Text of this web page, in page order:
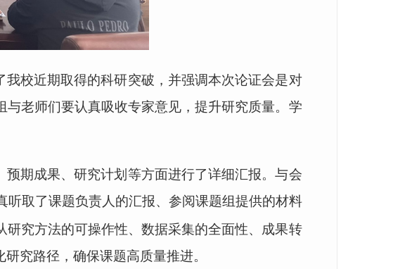
校近期取得的科研突破，并强调本次论证会是对
老师们要认真吸收专家意见，提升研究质量。学
期成果、研究计划等方面进行了详细汇报。与会
听取了课题负责人的汇报、参阅课题组提供的材料
究方法的可操作性、数据采集的全面性、成果转
究路径，确保课题高质量推进。